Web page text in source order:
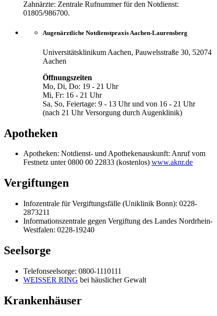
Zahnärzte: Zentrale Rufnummer für den Notdienst:
01805/986700.
Augenärztliche Notdienstpraxis Aachen-Laurensberg
Universitätsklinikum Aachen, Pauwelsstraße 30, 52074
Aachen
Öffnungszeiten
Mo, Di, Do: 19 - 21 Uhr
Mi, Fr: 16 - 21 Uhr
Sa, So, Feiertage: 9 - 13 Uhr und von 16 - 21 Uhr
(nach 21 Uhr Versorgung durch Augenklinik)
Apotheken
Apotheken: Notdienst- und Apothekenauskunft: Anruf vom
Festnetz unter 0800 00 22833 (kostenlos) www.aknr.de
Vergiftungen
Infozentrale für Vergiftungsfälle (Uniklinik Bonn): 0228-
2873211
Informationszentrale gegen Vergiftung des Landes Nordrhein-
Westfalen: 0228-19240
Seelsorge
Telefonseelsorge: 0800-1110111
WEISSER RING bei häuslicher Gewalt
Krankenhäuser